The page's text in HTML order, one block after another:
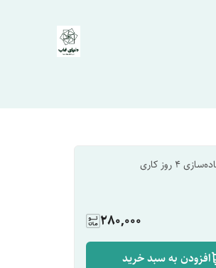
4 روز کاری
280,000
افزودن به سبد خرید